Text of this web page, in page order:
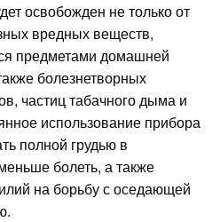
освобожден не только от
вредных веществ,
предметами домашней
болезнетворных
частиц табачного дыма и
использование прибора
полной грудью в
болеть, а также
на борьбу с оседающей